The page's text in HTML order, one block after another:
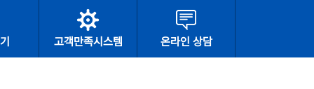
고객만족시스템 온라인 상담